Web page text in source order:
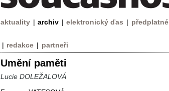
aktuality | archiv | elektronický ďas | předplatné
| redakce | partneři
Umění paměti
Lucie DOLEŽALOVÁ